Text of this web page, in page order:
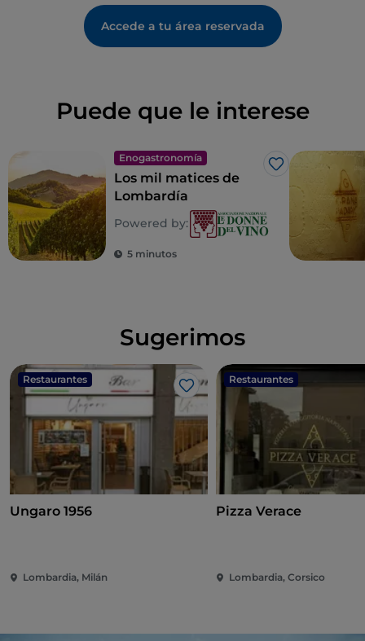
Accede a tu área reservada
Puede que le interese
Enogastronomía
Me gusta
Los mil matices de
Lombardía
Powered by:
5 minutos
Sugerimos
Restaurantes
Me gusta
Ungaro 1956
Lombardia, Milán
Restaurantes
Pizza Verace
Lombardia, Corsico